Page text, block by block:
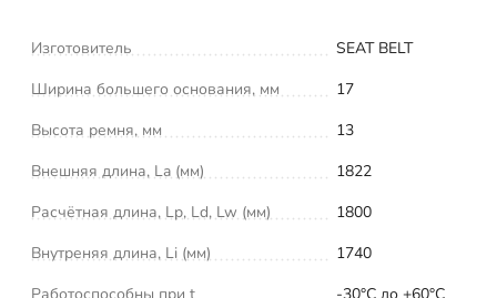
Изготовитель
SEAT BELT
Ширина большего основания, мм
17
Высота ремня, мм
13
Внешняя длина, La (мм)
1822
Расчётная длина, Lp, Ld, Lw (мм)
1800
Внутреняя длина, Li (мм)
1740
Работоспособны при t
-30°C до +60°C